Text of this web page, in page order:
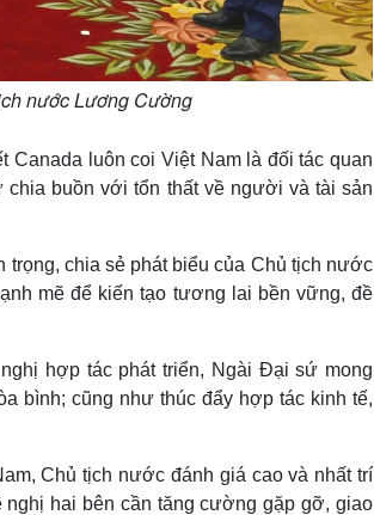
nước Lương Cường
Canada luôn coi Việt Nam là đối tác quan
buồn với tổn thất về người và tài sản
chia sẻ phát biểu của Chủ tịch nước
mẽ để kiến tạo tương lai bền vững, đề
hợp tác phát triển, Ngài Đại sứ mong
bình; cũng như thúc đẩy hợp tác kinh tế,
Chủ tịch nước đánh giá cao và nhất trí
hai bên cần tăng cường gặp gỡ, giao